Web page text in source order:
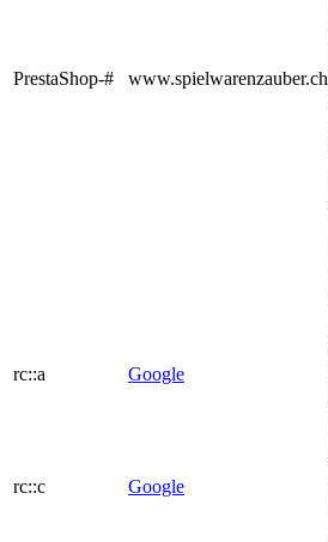
PrestaShop-# www.spielwarenzauber.ch
rc::a Google
rc::c Google